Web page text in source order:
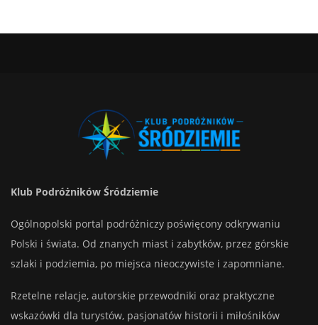
Klub Podróżników Śródziemie
Ogólnopolski portal podróżniczy poświęcony odkrywaniu
Polski i świata. Od znanych miast i zabytków, przez górskie
szlaki i podziemia, po miejsca nieoczywiste i zapomniane.
Rzetelne relacje, autorskie przewodniki oraz praktyczne
wskazówki dla turystów, pasjonatów historii i miłośników